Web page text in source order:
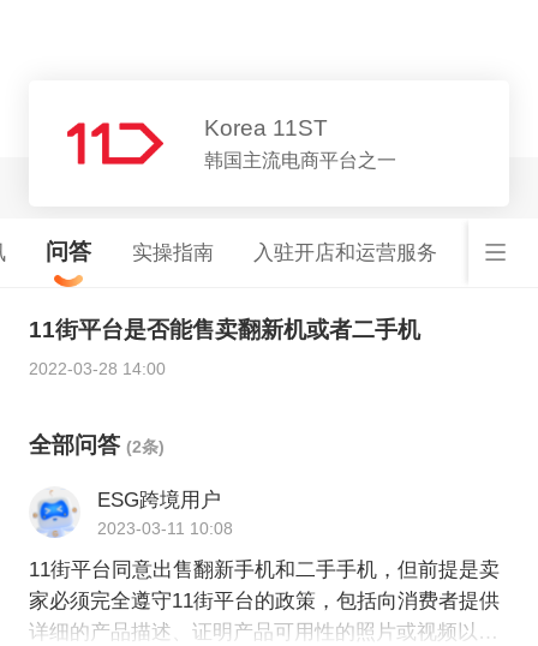
Korea 11ST
韩国主流电商平台之一
问答 实操指南 入驻开店和运营服务 韩国
11街平台是否能售卖翻新机或者二手机
2022-03-28 14:00
全部问答 (2条)
ESG跨境用户
2023-03-11 10:08
11街平台同意出售翻新手机和二手手机，但前提是卖
家必须完全遵守11街平台的政策，包括向消费者提供
详细的产品描述、证明产品可用性的照片或视频以及